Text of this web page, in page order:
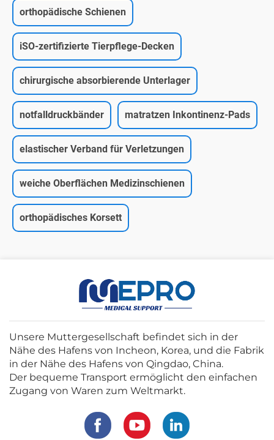
orthopädische Schienen
iSO-zertifizierte Tierpflege-Decken
chirurgische absorbierende Unterlager
notfalldruckbänder matratzen Inkontinenz-Pads
elastischer Verband für Verletzungen
weiche Oberflächen Medizinschienen
orthopädisches Korsett
Unsere Muttergesellschaft befindet sich in der
Nähe des Hafens von Incheon, Korea, und die Fabrik
in der Nähe des Hafens von Qingdao, China.
Der bequeme Transport ermöglicht den einfachen
Zugang von Waren zum Weltmarkt.